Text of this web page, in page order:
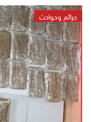
جرائم وحوادث